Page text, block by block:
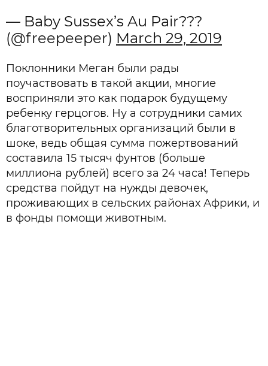
— Baby Sussex’s Au Pair???
(@freepeeper) March 29, 2019
Поклонники Меган были рады
поучаствовать в такой акции, многие
восприняли это как подарок будущему
ребенку герцогов. Ну а сотрудники самих
благотворительных организаций были в
шоке, ведь общая сумма пожертвований
составила 15 тысяч фунтов (больше
миллиона рублей) всего за 24 часа! Теперь
средства пойдут на нужды девочек,
проживающих в сельских районах Африки, и
в фонды помощи животным.